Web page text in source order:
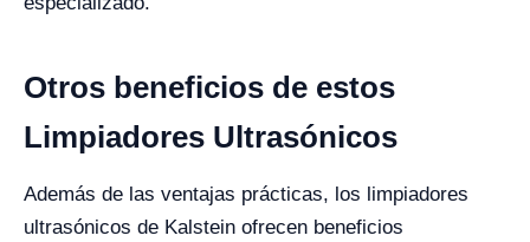
Otros beneficios de estos
Limpiadores Ultrasónicos
Además de las ventajas prácticas, los limpiadores
ultrasónicos de Kalstein ofrecen beneficios